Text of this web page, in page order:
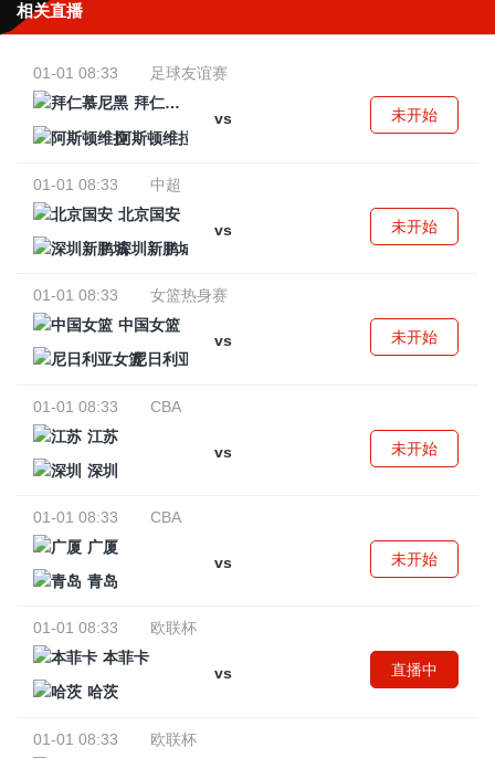
相关直播
01-01 08:33
足球友谊赛
拜仁慕尼黑
vs
阿斯顿维拉
未开始
01-01 08:33
中超
北京国安
vs
深圳新鹏城
未开始
01-01 08:33
女篮热身赛
中国女篮
vs
尼日利亚女篮
未开始
01-01 08:33
CBA
江苏
vs
深圳
未开始
01-01 08:33
CBA
广厦
vs
青岛
未开始
01-01 08:33
欧联杯
本菲卡
vs
哈茨
直播中
01-01 08:33
欧联杯